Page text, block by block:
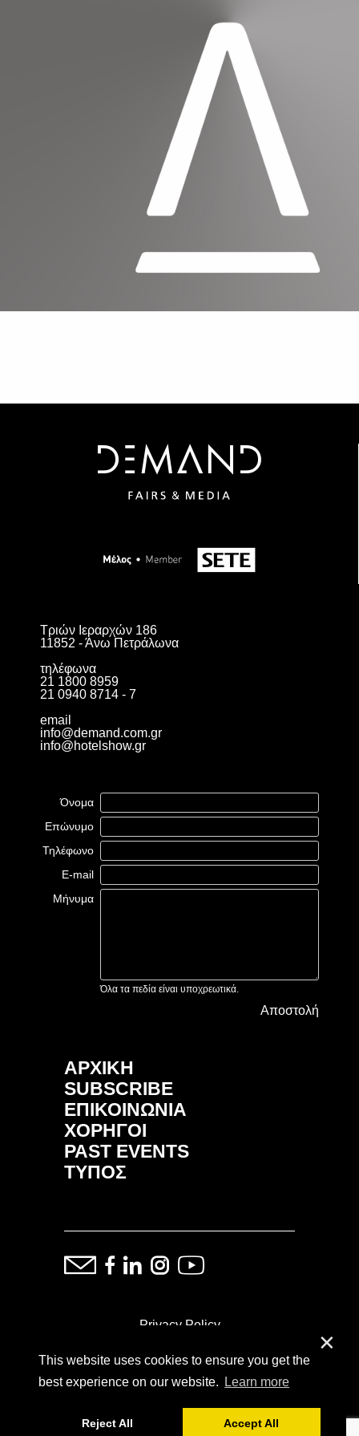
This website uses cookies to ensure you get the
best experience on our website.
Learn more
Reject All Accept All
✕
Τριών Ιεραρχών 186
11852 - Άνω Πετράλωνα
τηλέφωνα
21 1800 8959
21 0940 8714 - 7
email
info@demand.com.gr
info@hotelshow.gr
Όνομα
Επώνυμο
Τηλέφωνο
E-mail
Μήνυμα
Όλα τα πεδία είναι υποχρεωτικά.
Αποστολή
ΑΡΧΙΚΗ
SUBSCRIBE
ΕΠΙΚΟΙΝΩΝΙΑ
ΧΟΡΗΓΟΙ
PAST EVENTS
ΤΥΠΟΣ
Privacy Policy
ⓒ Copyright: Demand Fairs & Media, 2014-2026
Powered by SoFar